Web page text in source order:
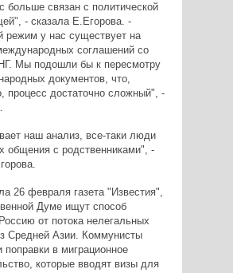
больше связан с политической
- сказала Е.Егорова. -
режим у нас существует на
соглашений со
Мы подошли бы к пересмотру
документов, что,
процесс достаточно сложный", -
наш анализ, все-таки люди
общения с родственниками", -
26 февраля газета "Известия",
Думе ищут способ
от потока нелегальных
Средней Азии. Коммунисты
поправки в миграционное
которые вводят визы для